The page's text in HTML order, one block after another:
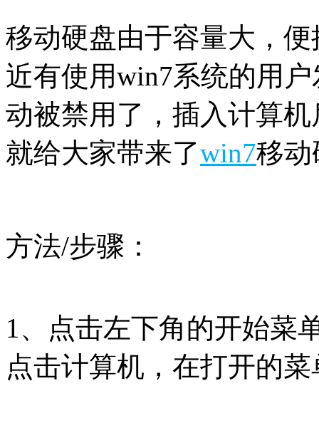
移动硬盘由于容量大，
近有使用win7系统的用
动被禁用了，插入计算
就给大家带来了win7移动
方法/步骤：
1、点击左下角的开始菜
点击计算机，在打开的